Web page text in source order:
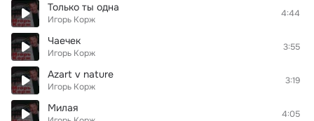
Только ты одна
Игорь Корж
4:44
Чаечек
Игорь Корж
3:55
Azart v nature
Игорь Корж
3:19
Милая 4:05